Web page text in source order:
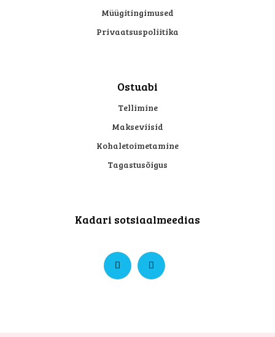
Müügitingimused
Privaatsuspoliitika
Ostuabi
Tellimine
Makseviisid
Kohaletoimetamine
Tagastusõigus
Kadari sotsiaalmeedias